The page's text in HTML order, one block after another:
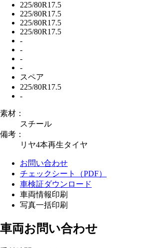
225/80R17.5
225/80R17.5
225/80R17.5
225/80R17.5
-
-
-
-
スペア
225/80R17.5
-
素材：
スチール
備考：
リヤ4本再生タイヤ
お問い合わせ
チェックシート（PDF）
車検証ダウンロード
車両情報印刷
写真一括印刷
車両お問い合わせ